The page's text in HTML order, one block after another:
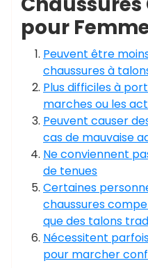
pour
Peuvent être
chaussures à
Plus difficiles à
marches ou les
Peuvent causer
cas de mauvaise
Ne conviennent
de tenues
Certaines
chaussures
que des talons
Nécessitent
pour marcher